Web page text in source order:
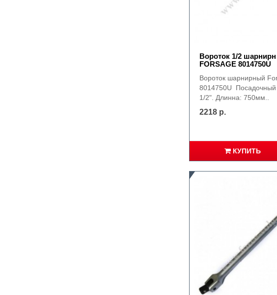
Вороток 1/2
FORSAGE 8014750U
Вороток шарнирный
8014750U Посадочный
1/2". Длинна: 750мм..
2218 р.
КУПИТЬ